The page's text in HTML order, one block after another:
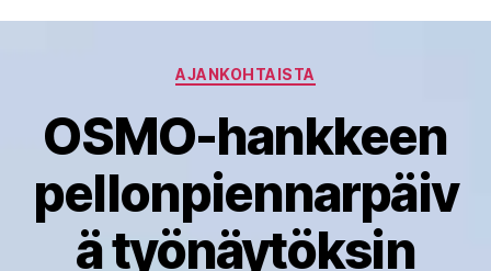
Kategoriat
AJANKOHTAISTA
OSMO-hankkeen
pellonpiennarpäiv
ä työnäytöksin